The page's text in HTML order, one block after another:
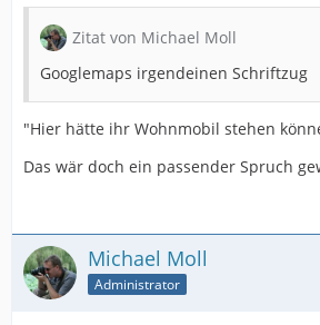
Zitat von Michael Moll
Googlemaps irgendeinen Schriftzug
"Hier hätte ihr Wohnmobil stehen
Das wär doch ein passender Spruch
Michael Moll
Administrator